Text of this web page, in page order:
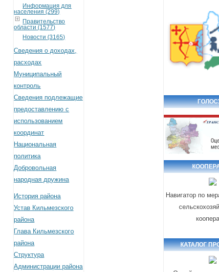
Информация для
населения (299)
Правительство
области (1577)
Новости (3165)
Сведения о доходах,
расходах
Муниципальный
контроль
Сведения подлежащие
предоставлению с
использованием
координат
Национальная
политика
Добровольная
народная дружина
История района
Устав Кильмезского
района
Глава Кильмезского
района
Структура
Администрации района
Навигатор по
КАТАЛОГ